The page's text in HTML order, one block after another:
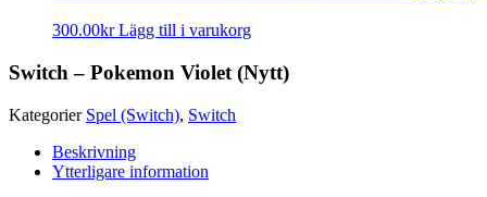
300.00kr Lägg till i varukorg
Switch – Pokemon Violet (Nytt)
Kategorier Spel (Switch), Switch
Beskrivning
Ytterligare information